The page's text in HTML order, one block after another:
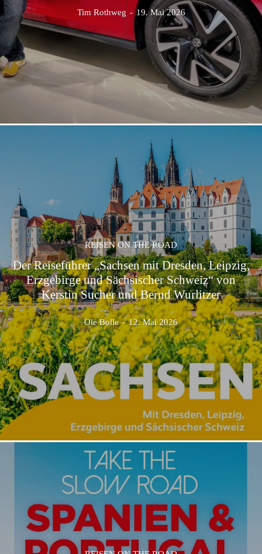
Tim Rothweg - 19. Mai 2026
REISEN ON THE ROAD
Der Reiseführer „Sachsen mit Dresden, Leipzig,
Erzgebirge und Sächsischer Schweiz“ von
Kerstin Sucher und Bernd Wurlitzer
Ole Bolle - 12. Mai 2026